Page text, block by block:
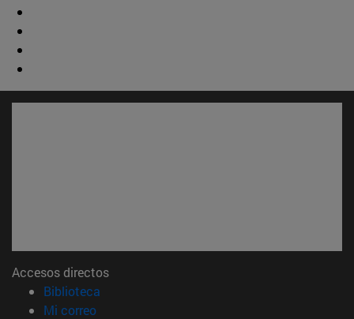
Accesos directos
Biblioteca
Mi correo(abre en nueva ventana)